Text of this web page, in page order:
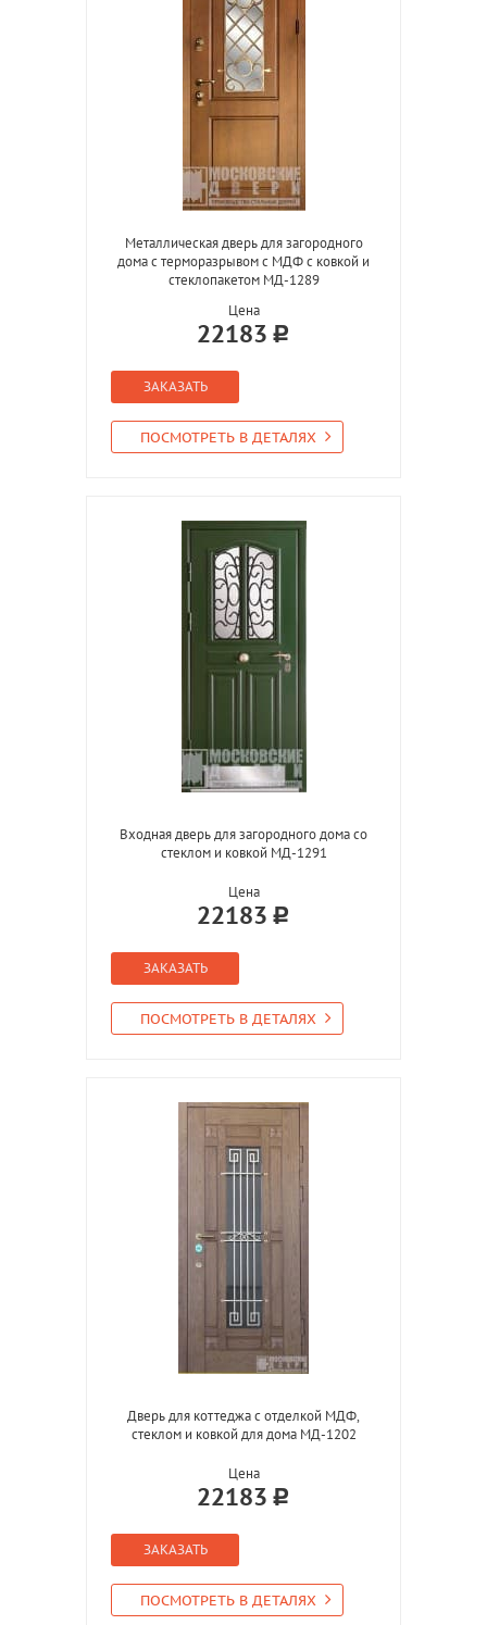
Металлическая дверь для загородного
дома с терморазрывом с МДФ с ковкой и
стеклопакетом МД-1289
Цена
22183
ЗАКАЗАТЬ
ПОСМОТРЕТЬ В ДЕТАЛЯХ
Входная дверь для загородного дома со
стеклом и ковкой МД-1291
Цена
22183
ЗАКАЗАТЬ
ПОСМОТРЕТЬ В ДЕТАЛЯХ
Дверь для коттеджа с отделкой МДФ,
стеклом и ковкой для дома МД-1202
Цена
22183
ЗАКАЗАТЬ
ПОСМОТРЕТЬ В ДЕТАЛЯХ